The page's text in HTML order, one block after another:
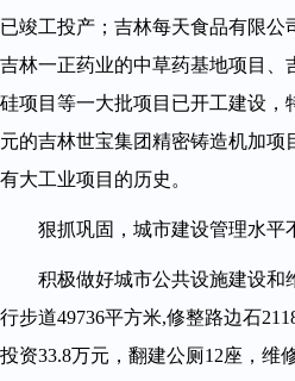
已竣工投产；吉林每天食品有限公
吉林一正药业的中草药基地项目、
硅项目等一大批项目已开工建设，
元的吉林世宝集团精密铸造机加
有大工业项目的历史。
狠抓巩固，城市建设管理水平
积极做好城市公共设施建设和
行步道49736平方米,修整路边石
投资33.8万元，翻建公厕12座，维